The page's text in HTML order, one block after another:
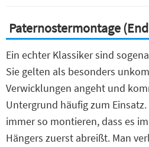
Paternostermontage
Ein echter Klassiker sind
Sie gelten als besonders
Verwicklungen angeht und
Untergrund häufig zum
immer so montieren, dass es
Hängers zuerst abreißt. Man